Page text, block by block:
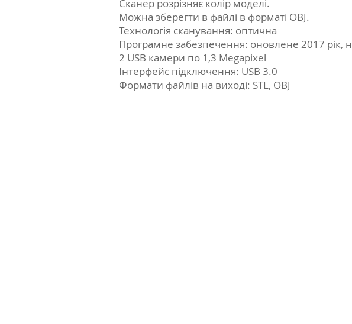
Cканер розрізняє колір моделі.
Mожна зберегти в файлі в форматі OBJ.
Технологія сканування: оптична
Програмне забезпечення: оновлене 2017 рік,
2 USB камери по 1,3 Мegapixel
Інтерфейс підключення: USB 3.0
Формати файлів на виході: STL, OBJ